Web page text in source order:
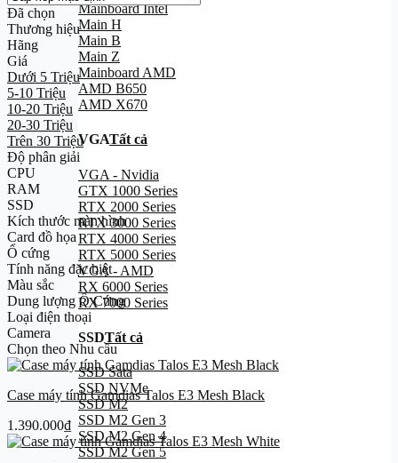
Mainboard Intel
Main H
Main B
Main Z
Mainboard AMD
AMD B650
AMD X670
VGATất cả
VGA - Nvidia
GTX 1000 Series
RTX 2000 Series
RTX 3000 Series
RTX 4000 Series
RTX 5000 Series
VGA - AMD
RX 6000 Series
RX 7000 Series
SSDTất cả
SSD Sata
SSD NVMe
SSD M2
SSD M2 Gen 3
SSD M2 Gen 4
SSD M2 Gen 5
Đã chọn
Thương hiệu
Hãng
Giá
Dưới 5 Triệu
5-10 Triệu
10-20 Triệu
20-30 Triệu
Trên 30 Triệu
Độ phân giải
CPU
RAM
SSD
Kích thước màn hình
Card đồ họa
Ổ cứng
Tính năng đặc biệt
Màu sắc
Dung lượng Ổ Cứng
Loại điện thoại
Camera
Chọn theo Nhu cầu
Case máy tính Gamdias Talos E3 Mesh Black
1.390.000₫